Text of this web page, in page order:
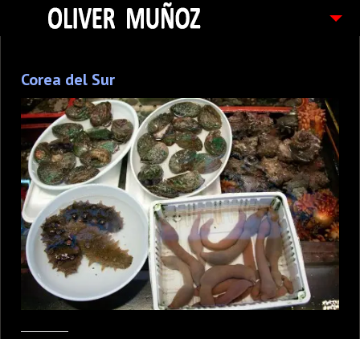
FOTOGRAFIAS
CONTACTO
PEDIDOS
Corea del Sur